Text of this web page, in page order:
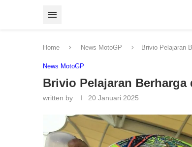
Home News MotoGP Brivio Pelajaran
News MotoGP
Brivio Pelajaran Berharga
written by 20 Januari 2025